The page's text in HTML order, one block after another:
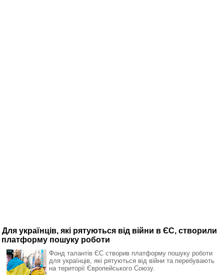
Для українців, які рятуються від війни в ЄС, створили
платформу пошуку роботи
Фонд талантів ЄС створив платформу пошуку роботи
для українців, які рятуються від війни та перебувають
на території Європейського Союзу.